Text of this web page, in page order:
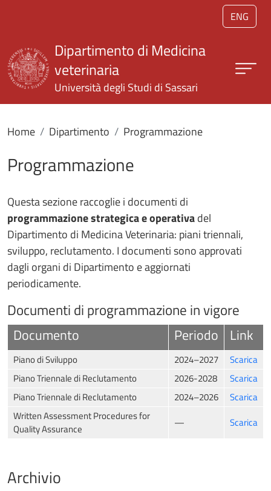
Salta al contenuto principale
ENG
Dipartimento di Medicina
veterinaria
Università degli Studi di Sassari
Home Dipartimento Programmazione
Programmazione
Questa sezione raccoglie i documenti di
programmazione strategica e operativadel
Dipartimento di Medicina Veterinaria: piani triennali,
sviluppo, reclutamento. I documenti sono approvati
dagli organi di Dipartimento e aggiornati
periodicamente.
Documenti di programmazione in vigore
Documento Periodo Link
Piano di Sviluppo 2024–2027
Scarica
Piano Triennale di Reclutamento
2026-2028
Scarica
Piano Triennale di Reclutamento
2024–2026
Scarica
Written Assessment Procedures for
Quality Assurance
— Scarica
Archivio